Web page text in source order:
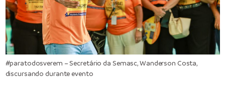
#paratodosverem – Secretário da Semasc, Wanderson Costa,
discursando durante evento